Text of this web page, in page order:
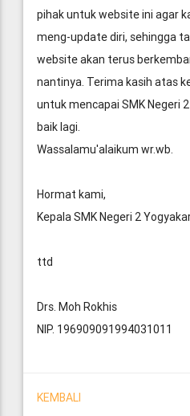
pihak untuk website ini agar
meng-update diri, sehingga
website akan terus
nantinya. Terima kasih atas
untuk mencapai SMK Negeri
baik lagi.
Wassalamu'alaikum wr.wb.
Hormat kami,
Kepala SMK Negeri 2
ttd
Drs. Moh Rokhis
NIP. 196909091994031011
KEMBALI